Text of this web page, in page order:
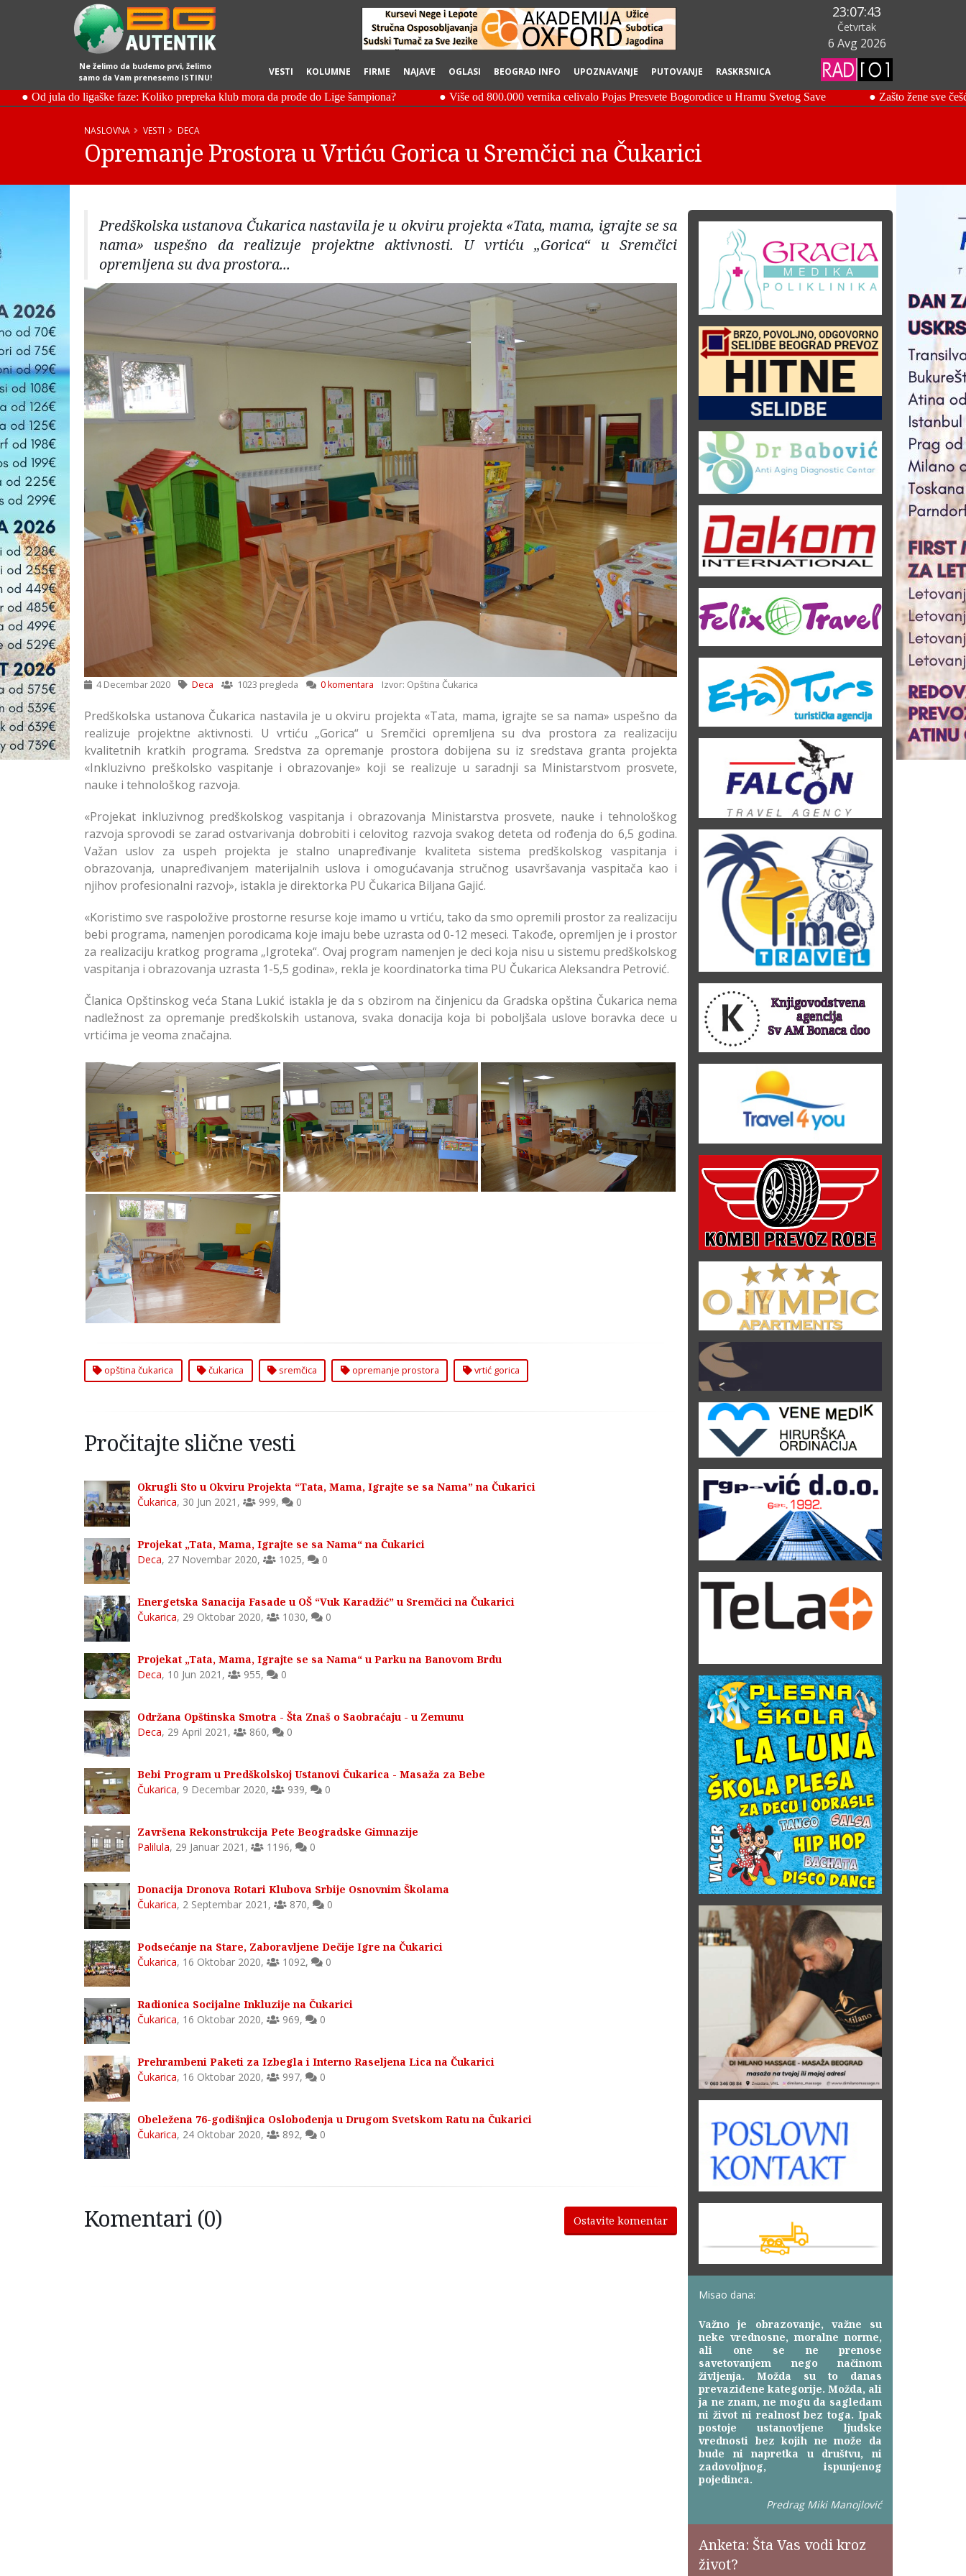
Ne želimo da budemo prvi, želimo
samo da Vam prenesemo ISTINU!
VESTI KOLUMNE FIRME NAJAVE OGLASI BEOGRAD INFO UPOZNAVANJE PUTOVANJE RASKRSNICA
23:07:44
Četvrtak
6 Avg 2026
NASLOVNA VESTI DECA
Opremanje Prostora u Vrtiću Gorica u Sremčici na Čukarici
Predškolska ustanova Čukarica nastavila je u okviru projekta «Tata, mama, igrajte se sa
nama» uspešno da realizuje projektne aktivnosti. U vrtiću „Gorica“ u Sremčici
opremljena su dva prostora...
4 Decembar 2020 Deca 1023 pregleda 0 komentara Izvor: Opština Čukarica
Predškolska ustanova Čukarica nastavila je u okviru projekta «Tata, mama, igrajte se sa nama» uspešno da
realizuje projektne aktivnosti. U vrtiću „Gorica“ u Sremčici opremljena su dva prostora za realizaciju
kvalitetnih kratkih programa. Sredstva za opremanje prostora dobijena su iz sredstava granta projekta
«Inkluzivno preškolsko vaspitanje i obrazovanje» koji se realizuje u saradnji sa Ministarstvom prosvete,
nauke i tehnološkog razvoja.
«Projekat inkluzivnog predškolskog vaspitanja i obrazovanja Ministarstva prosvete, nauke i tehnološkog
razvoja sprovodi se zarad ostvarivanja dobrobiti i celovitog razvoja svakog deteta od rođenja do 6,5 godina.
Važan uslov za uspeh projekta je stalno unapređivanje kvaliteta sistema predškolskog vaspitanja i
obrazovanja, unapređivanjem materijalnih uslova i omogućavanja stručnog usavršavanja vaspitača kao i
njihov profesionalni razvoj», istakla je direktorka PU Čukarica Biljana Gajić.
«Koristimo sve raspoložive prostorne resurse koje imamo u vrtiću, tako da smo opremili prostor za realizaciju
bebi programa, namenjen porodicama koje imaju bebe uzrasta od 0-12 meseci. Takođe, opremljen je i prostor
za realizaciju kratkog programa „Igroteka“. Ovaj program namenjen je deci koja nisu u sistemu predškolskog
vaspitanja i obrazovanja uzrasta 1-5,5 godina», rekla je koordinatorka tima PU Čukarica Aleksandra Petrović.
Članica Opštinskog veća Stana Lukić istakla je da s obzirom na činjenicu da Gradska opština Čukarica nema
nadležnost za opremanje predškolskih ustanova, svaka donacija koja bi poboljšala uslove boravka dece u
vrtićima je veoma značajna.
Opremanje Prostora u Vrtiću
Gorica u Sremčici na Čukarici
Opremanje Prostora u Vrtiću
Gorica u Sremčici na Čukarici
Opremanje Prostora u Vrtiću
Gorica u Sremčici na Čukarici
Opremanje Prostora u Vrtiću
Gorica u Sremčici na Čukarici
opština čukarica čukarica sremčica opremanje prostora vrtić gorica
Pročitajte slične vesti
Okrugli Sto u Okviru Projekta “Tata, Mama, Igrajte se sa Nama” na Čukarici
Čukarica, 30 Jun 2021 , 999, 0
Projekat „Tata, Mama, Igrajte se sa Nama“ na Čukarici
Deca, 27 Novembar 2020, 1025, 0
Energetska Sanacija Fasade u OŠ “Vuk Karadžić” u Sremčici na Čukarici
Čukarica, 29 Oktobar 2020, 1030, 0
Projekat „Tata, Mama, Igrajte se sa Nama“ u Parku na Banovom Brdu
Deca, 10 Jun 2021 , 955, 0
Održana Opštinska Smotra - Šta Znaš o Saobraćaju - u Zemunu
Deca, 29 April 2021 , 860, 0
Bebi Program u Predškolskoj Ustanovi Čukarica - Masaža za Bebe
Čukarica, 9 Decembar 2020, 939, 0
Završena Rekonstrukcija Pete Beogradske Gimnazije
Palilula, 29 Januar 2021 , 1196, 0
Donacija Dronova Rotari Klubova Srbije Osnovnim Školama
Čukarica, 2 Septembar 2021 , 870, 0
Podsećanje na Stare, Zaboravljene Dečije Igre na Čukarici
Čukarica, 16 Oktobar 2020, 1092, 0
Radionica Socijalne Inkluzije na Čukarici
Čukarica, 16 Oktobar 2020, 969, 0
Prehrambeni Paketi za Izbegla i Interno Raseljena Lica na Čukarici
Čukarica, 16 Oktobar 2020, 997, 0
Obeležena 76-godišnjica Oslobođenja u Drugom Svetskom Ratu na Čukarici
Čukarica, 24 Oktobar 2020, 892, 0
Komentari (0) Ostavite komentar
Misao dana:
Važno je obrazovanje, važne su
neke vrednosne, moralne norme,
ali one se ne prenose
savetovanjem nego načinom
življenja. Možda su to danas
prevaziđene kategorije. Možda, ali
ja ne znam, ne mogu da sagledam
ni život ni realnost bez toga. Ipak
postoje ustanovljene ljudske
vrednosti bez kojih ne može da
bude ni napretka u društvu, ni
zadovoljnog, ispunjenog
pojedinca.
Predrag Miki Manojlović
Anketa: Šta Vas vodi kroz
život?